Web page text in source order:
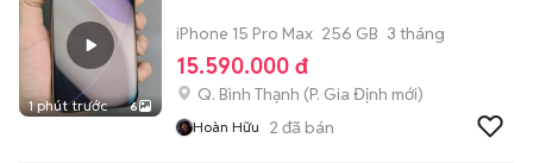
1 phút trước 6
iPhone 15 Pro Max 256 GB 3 tháng
15.590.000 đ
Q. Bình Thạnh (P. Gia Định mới)
Hoàn Hữu 2 đã bán